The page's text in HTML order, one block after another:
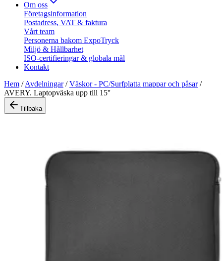
Om oss
Företagsinformation
Postadress, VAT & faktura
Vårt team
Personerna bakom ExpoTryck
Miljö & Hållbarhet
ISO-certifieringar & globala mål
Kontakt
Hem /Avdelningar/Väskor - PC/Surfplatta mappar och påsar/
AVERY. Laptopväska upp till 15''
Tillbaka